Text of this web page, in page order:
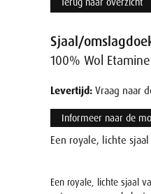
Sjaal/
100% Wol
Levertijd: Vraag naar
Informeer naar de
Een royale, lichte
Een royale, lichte sjaal